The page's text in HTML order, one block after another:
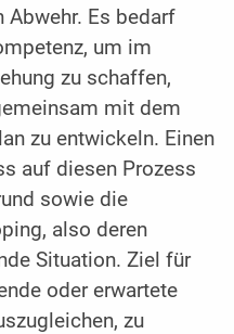
Abwehr. Es bedarf
um im
zu schaffen,
mit dem
zu entwickeln. Einen
auf diesen Prozess
sowie die
also deren
Situation. Ziel für
oder erwartete
zu